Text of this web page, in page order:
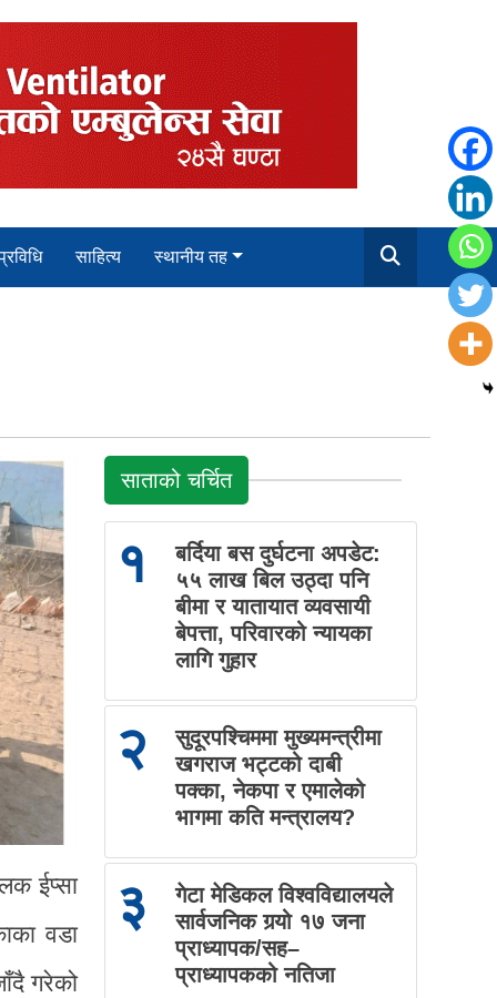
साहित्य स्थानीय तह
ईप्सा
वडा
गरेको
साताको चर्चित
१
बर्दिया बस दुर्घटना अपडेट:
५५ लाख बिल उठ्दा पनि
बीमा र यातायात व्यवसायी
बेपत्ता, परिवारको न्यायका
लागि गुहार
२
सुदूरपश्चिममा मुख्यमन्त्रीमा
खगराज भट्टको दाबी
पक्का, नेकपा र एमालेको
भागमा कति मन्त्रालय?
३
गेटा मेडिकल विश्वविद्यालयले
सार्वजनिक गर्‍यो १७ जना
प्राध्यापक/सह–
प्राध्यापकको नतिजा